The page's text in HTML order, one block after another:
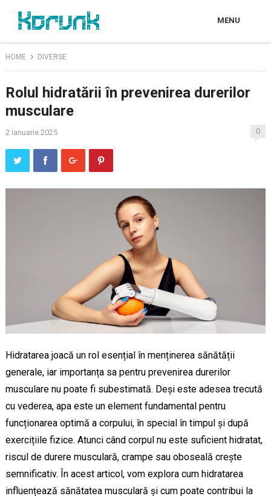
MENU
HOME DIVERSE
Rolul hidratării în prevenirea durerilor
musculare
2 ianuarie 2025 0
Hidratarea joacă un rol esențial în menținerea sănătății
generale, iar importanța sa pentru prevenirea durerilor
musculare nu poate fi subestimată. Deși este adesea trecută
cu vederea, apa este un element fundamental pentru
funcționarea optimă a corpului, în special în timpul și după
exercițiile fizice. Atunci când corpul nu este suficient hidratat,
riscul de durere musculară, crampe sau oboseală crește
semnificativ. În acest articol, vom explora cum hidratarea
influențează sănătatea musculară și cum poate contribui la